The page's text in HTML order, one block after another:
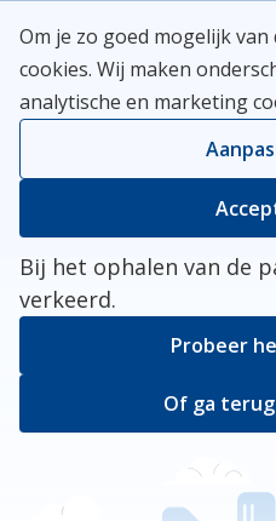
naar
inhoud
Meerlanden Logo
Kies je gemeente
Er ging iets
Bij het ophalen van de
verkeerd.
Probeer
Of ga
Om je zo goed mogelijk
cookies. Wij maken
analytische en marketing